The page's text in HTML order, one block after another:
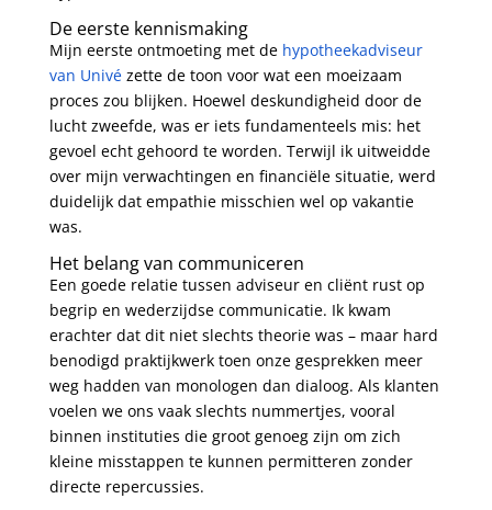
De eerste kennismaking
Mijn eerste ontmoeting met de hypotheekadviseur
van Univézette de toon voor wat een moeizaam
proces zou blijken. Hoewel deskundigheid door de
lucht zweefde, was er iets fundamenteels mis: het
gevoel echt gehoord te worden. Terwijl ik uitweidde
over mijn verwachtingen en financiële situatie, werd
duidelijk dat empathie misschien wel op vakantie
was.
Het belang van communiceren
Een goede relatie tussen adviseur en cliënt rust op
begrip en wederzijdse communicatie. Ik kwam
erachter dat dit niet slechts theorie was – maar hard
benodigd praktijkwerk toen onze gesprekken meer
weg hadden van monologen dan dialoog. Als klanten
voelen we ons vaak slechts nummertjes, vooral
binnen instituties die groot genoeg zijn om zich
kleine misstappen te kunnen permitteren zonder
directe repercussies.